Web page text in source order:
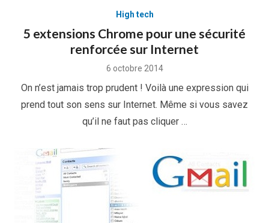
High tech
5 extensions Chrome pour une sécurité
renforcée sur Internet
Posted
6 octobre 2014
On n’est jamais trop prudent ! Voilà une expression qui
prend tout son sens sur Internet. Même si vous savez
qu’il ne faut pas cliquer …